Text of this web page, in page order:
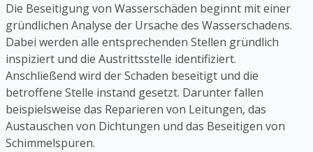
Die Beseitigung von Wasserschäden beginnt mit einer
gründlichen Analyse der Ursache des Wasserschadens.
Dabei werden alle entsprechenden Stellen gründlich
inspiziert und die Austrittsstelle identifiziert.
Anschließend wird der Schaden beseitigt und die
betroffene Stelle instand gesetzt. Darunter fallen
beispielsweise das Reparieren von Leitungen, das
Austauschen von Dichtungen und das Beseitigen von
Schimmelspuren.